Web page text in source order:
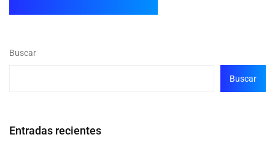
Buscar
Buscar
Entradas recientes